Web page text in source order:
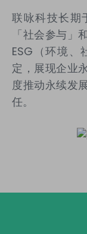
联咏科技长期
「社会参与」
ESG （环境
定，展现企业
度推动永续发
任。